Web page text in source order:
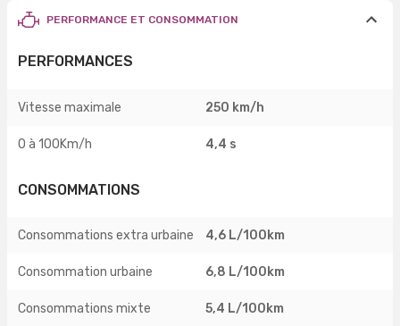
PERFORMANCE ET CONSOMMATION
PERFORMANCES
Vitesse maximale 250 km/h
0 à 100Km/h 4,4 s
CONSOMMATIONS
Consommations extra urbaine 4,6 L/100km
Consommation urbaine 6,8 L/100km
Consommations mixte 5,4 L/100km